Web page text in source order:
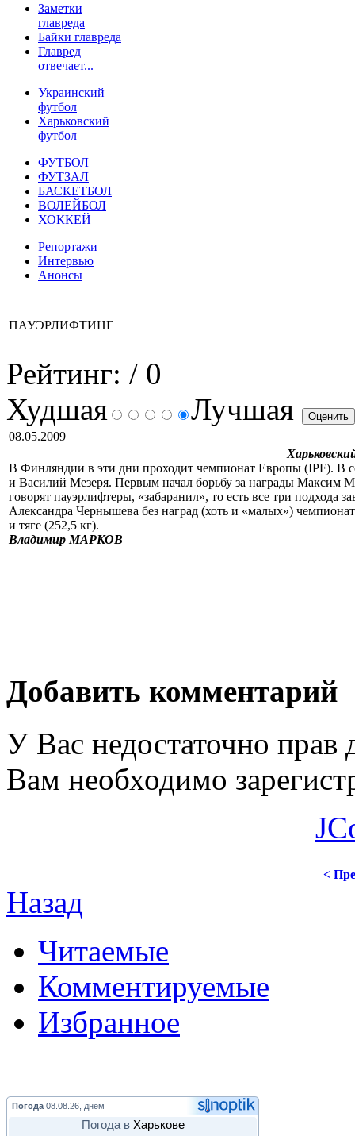
Заметки
главреда
Байки главреда
Главред
отвечает...
Украинский
футбол
Харьковский
футбол
ФУТБОЛ
ФУТЗАЛ
БАСКЕТБОЛ
ВОЛЕЙБОЛ
ХОККЕЙ
Репортажи
Интервью
Анонсы
ПАУЭРЛИФТИНГ
Рейтинг: / 0
Худшая
Лучшая
08.05.2009
В Финляндии в эти дни проходит чемпионат Европы (IPF). В
и Василий Мезеря. Первым начал борьбу за награды Максим
говорят пауэрлифтеры, «забаранил», то есть все три
Александра Чернышева без наград (хоть и «малых»)
и тяге (252,5 кг).
Владимир МАРКОВ
Добавить комментарий
У Вас недостаточно прав
Вам необходимо
<
Назад
Читаемые
Комментируемые
Избранное
Погода 08.08.26, днем
Погода в Харькове